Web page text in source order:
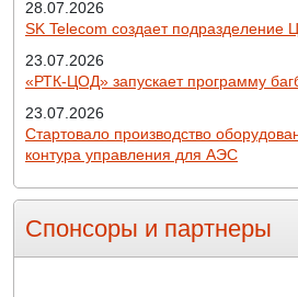
28.07.2026
SK Telecom создает подразделение
23.07.2026
«РТК-ЦОД» запускает программу
23.07.2026
Стартовало производство
контура управления для АЭС
Спонсоры и партнеры